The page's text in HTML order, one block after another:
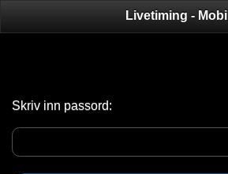
Livetiming - Mobil
Skriv inn passord: